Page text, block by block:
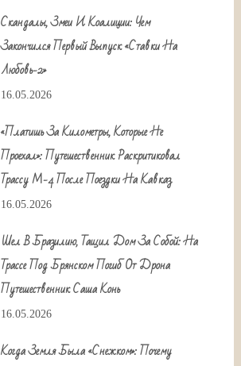
Скандалы, Змеи И Коалиции: Чем
Закончился Первый Выпуск «Ставки На
Любовь-2»
16.05.2026
«Платишь За Километры, Которые Не
Проехал»: Путешественник Раскритиковал
Трассу М-4 После Поездки На Кавказ
16.05.2026
Шел В Бразилию, Тащил Дом За Собой: На
Трассе Под Брянском Погиб От Дрона
Путешественник Саша Конь
16.05.2026
Когда Земля Была «снежком»: Почему